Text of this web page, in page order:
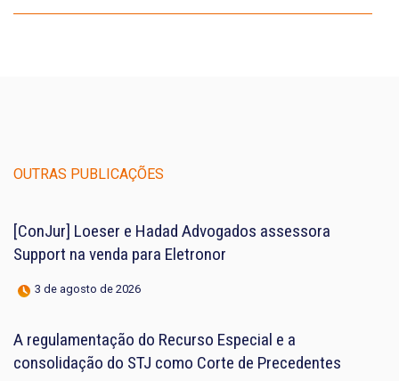
OUTRAS PUBLICAÇÕES
[ConJur] Loeser e Hadad Advogados assessora
Support na venda para Eletronor
3 de agosto de 2026
A regulamentação do Recurso Especial e a
consolidação do STJ como Corte de Precedentes